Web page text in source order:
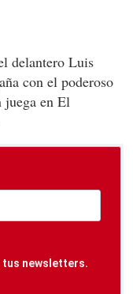
delantero Luis
con el poderoso
juega en El
newsletters.